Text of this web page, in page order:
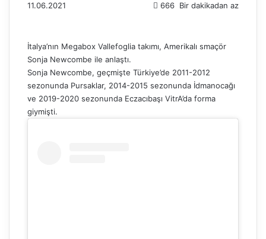
11.06.2021 666 Bir dakikadan az
İtalya’nın Megabox Vallefoglia takımı, Amerikalı smaçör
Sonja Newcombe ile anlaştı.
Sonja Newcombe, geçmişte Türkiye’de 2011-2012
sezonunda Pursaklar, 2014-2015 sezonunda İdmanocağı
ve 2019-2020 sezonunda Eczacıbaşı VitrA’da forma
giymişti.